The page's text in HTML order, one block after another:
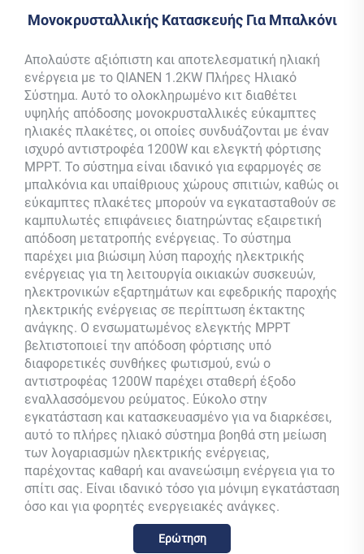
Μονοκρυσταλλικής Κατασκευής Για Μπαλκόνι
Απολαύστε αξιόπιστη και αποτελεσματική ηλιακή
ενέργεια με το QIANEN 1.2KW Πλήρες Ηλιακό
Σύστημα. Αυτό το ολοκληρωμένο κιτ διαθέτει
υψηλής απόδοσης μονοκρυσταλλικές εύκαμπτες
ηλιακές πλακέτες, οι οποίες συνδυάζονται με έναν
ισχυρό αντιστροφέα 1200W και ελεγκτή φόρτισης
MPPT. Το σύστημα είναι ιδανικό για εφαρμογές σε
μπαλκόνια και υπαίθριους χώρους σπιτιών, καθώς οι
εύκαμπτες πλακέτες μπορούν να εγκατασταθούν σε
καμπυλωτές επιφάνειες διατηρώντας εξαιρετική
απόδοση μετατροπής ενέργειας. Το σύστημα
παρέχει μια βιώσιμη λύση παροχής ηλεκτρικής
ενέργειας για τη λειτουργία οικιακών συσκευών,
ηλεκτρονικών εξαρτημάτων και εφεδρικής παροχής
ηλεκτρικής ενέργειας σε περίπτωση έκτακτης
ανάγκης. Ο ενσωματωμένος ελεγκτής MPPT
βελτιστοποιεί την απόδοση φόρτισης υπό
διαφορετικές συνθήκες φωτισμού, ενώ ο
αντιστροφέας 1200W παρέχει σταθερή έξοδο
εναλλασσόμενου ρεύματος. Εύκολο στην
εγκατάσταση και κατασκευασμένο για να διαρκέσει,
αυτό το πλήρες ηλιακό σύστημα βοηθά στη μείωση
των λογαριασμών ηλεκτρικής ενέργειας,
παρέχοντας καθαρή και ανανεώσιμη ενέργεια για το
σπίτι σας. Είναι ιδανικό τόσο για μόνιμη εγκατάσταση
όσο και για φορητές ενεργειακές ανάγκες.
Ερώτηση